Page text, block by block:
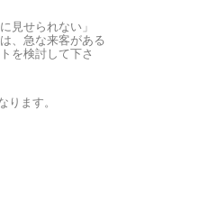
見せられない」
、急な来客がある
を検討して下さ
ります。